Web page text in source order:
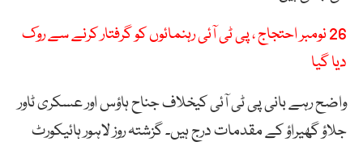
26 نومبر احتجاج ، پی ٹی آئی رہنمائوں کو گرفتار کرنے سے روک
دیا گیا
واضح رہے بانی پی ٹی آئی کیخلاف جناح ہاؤس اور عسکری ٹاور
جلاؤ گھیراؤ کے مقدمات درج ہیں۔ گزشتہ روز لاہور ہائیکورٹ